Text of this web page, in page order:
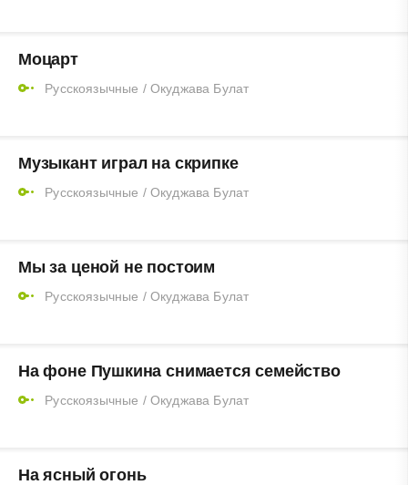
Моцарт
Русскоязычные / Окуджава Булат
Музыкант играл на скрипке
Русскоязычные / Окуджава Булат
Мы за ценой не постоим
Русскоязычные / Окуджава Булат
На фоне Пушкина снимается семейство
Русскоязычные / Окуджава Булат
На ясный огонь